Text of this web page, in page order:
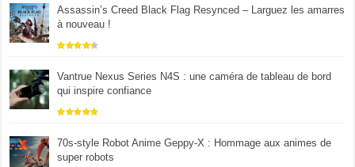
Assassin’s Creed Black Flag Resynced – Larguez les amarres
à nouveau !
Vantrue Nexus Series N4S : une caméra de tableau de bord
qui inspire confiance
70s-style Robot Anime Geppy-X : Hommage aux animes de
super robots